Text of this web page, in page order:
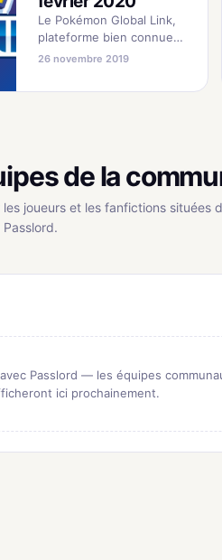
Le Pokémon Global Link,
plateforme bien connue
des joueurs depuis 2010,
désactivée en février
26 novembre 2019
de la
joueurs et les fanfictions situées
Passlord — les équipes
ici prochainement.